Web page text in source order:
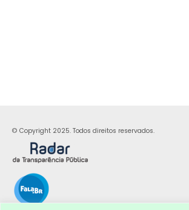
© Copyright 2025. Todos direitos reservados.